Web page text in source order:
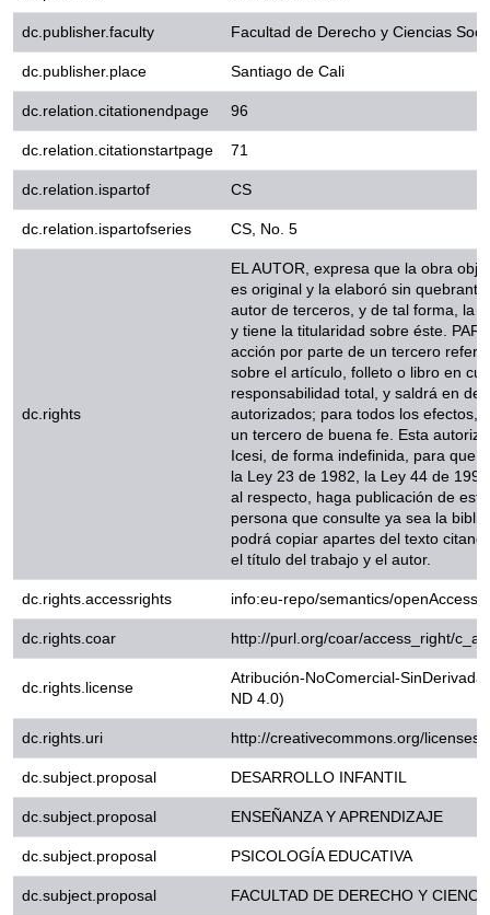
dc.publisher.faculty
Facultad de Derecho y Ciencias
dc.publisher.place
Santiago de Cali
dc.relation.citationendpage
96
dc.relation.citationstartpage
71
dc.relation.ispartof
CS
dc.relation.ispartofseries
CS, No. 5
EL AUTOR, expresa que la obra
original y la elaboró sin
terceros, y de tal forma, la obra
titularidad sobre éste.
de un tercero referente a los
libro en cuestión, EL AUTOR,
defensa de los derechos aquí
Universidad Icesi actúa como un
permite a la Universidad Icesi, de
términos establecidos en la Ley
jurisprudencia vigente al
educativos Toda persona que
electróico podrá copiar apartes
decir el título del trabajo y el
info:eu-repo/semantics/
dc.rights.coar
http://purl.org/coar/
dc.rights.license
Atribución-NoComercial-
4.0)
dc.rights.uri
http://creativecommons.org/
dc.subject.proposal
DESARROLLO INFANTIL
dc.subject.proposal
ENSEÑANZA Y APRENDIZAJE
dc.subject.proposal
PSICOLOGÍA EDUCATIVA
dc.subject.proposal
FACULTAD DE DERECHO Y
dc.subject.proposal
PRODUCCIÓN INTELECTUAL